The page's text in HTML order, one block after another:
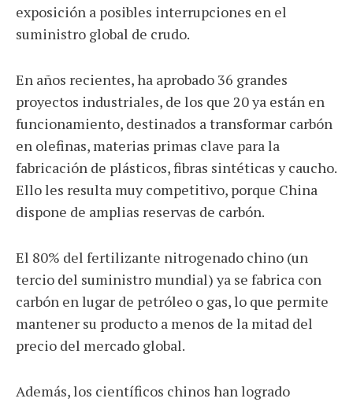
exposición a posibles interrupciones en el
suministro global de crudo.
En años recientes, ha aprobado 36 grandes
proyectos industriales, de los que 20 ya están en
funcionamiento, destinados a transformar carbón
en olefinas, materias primas clave para la
fabricación de plásticos, fibras sintéticas y caucho.
Ello les resulta muy competitivo, porque China
dispone de amplias reservas de carbón.
El 80% del fertilizante nitrogenado chino (un
tercio del suministro mundial) ya se fabrica con
carbón en lugar de petróleo o gas, lo que permite
mantener su producto a menos de la mitad del
precio del mercado global.
Además, los científicos chinos han logrado